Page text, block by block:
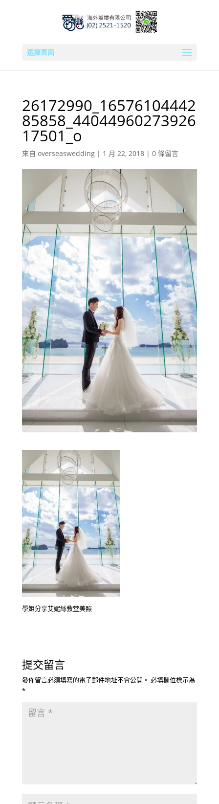
選擇頁面
26172990_16576104442
85858_44044960273926
17501_o
來自 overseaswedding| 1 月 22, 2018| 0 條留言
學姐分享艾妮絲教堂美照
提交留言
發佈留言必須填寫的電子郵件地址不會公開。 必填欄位標示為
*